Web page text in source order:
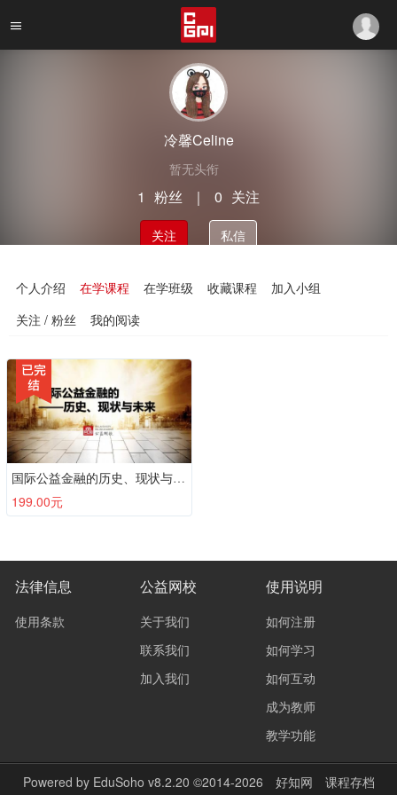
冷馨Celine
暂无头衔
1 粉丝 ｜ 0 关注
关注 私信
个人介绍 在学课程 在学班级 收藏课程
加入小组
关注 / 粉丝
我的阅读
国际公益金融的历史、现状与未来
199.00元
法律信息
使用条款
公益网校
关于我们
联系我们
加入我们
使用说明
如何注册
如何学习
如何互动
成为教师
教学功能
Powered by EduSoho v8.2.20 ©2014-2026 好知网 课程存档